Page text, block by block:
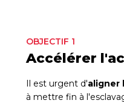
OBJECTIF 1
Accélérer
Il est urgent d'aligner
à mettre fin à